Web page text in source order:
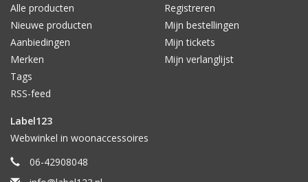
Alle producten
Nieuwe producten
Aanbiedingen
Merken
Tags
RSS-feed
Registreren
Mijn bestellingen
Mijn tickets
Mijn verlanglijst
Label123
Webwinkel in woonaccessoires
06-42908048